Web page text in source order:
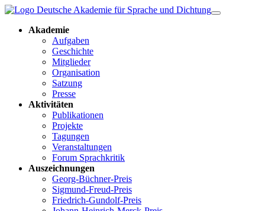
Akademie
Aufgaben
Geschichte
Mitglieder
Organisation
Satzung
Presse
Aktivitäten
Publikationen
Projekte
Tagungen
Veranstaltungen
Forum Sprachkritik
Auszeichnungen
Georg-Büchner-Preis
Sigmund-Freud-Preis
Friedrich-Gundolf-Preis